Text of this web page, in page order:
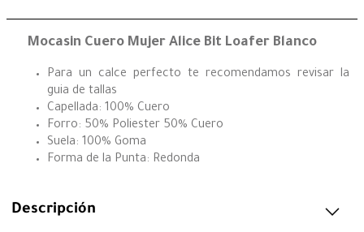
Mocasin Cuero Mujer Alice Bit Loafer Blanco
Para un calce perfecto te recomendamos revisar la
guia de tallas
Capellada: 100% Cuero
Forro: 50% Poliester 50% Cuero
Suela: 100% Goma
Forma de la Punta: Redonda
Descripción